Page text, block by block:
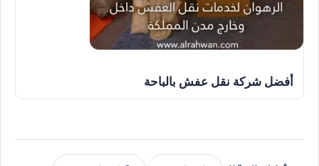
أفضل شركة نقل عفش بالباحة